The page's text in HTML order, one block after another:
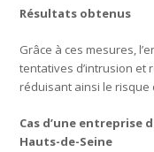
Résultats obtenus
Grâce à ces mesures,
tentatives d’intrusion et
réduisant ainsi le risque
Cas d’une
Hauts-de-Seine